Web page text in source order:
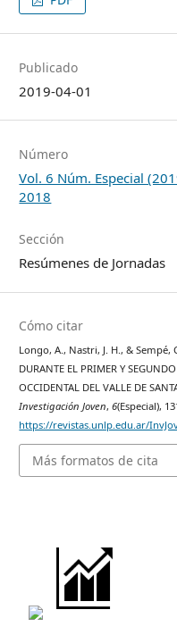
Publicado
2019-04-01
Número
Vol. 6 Núm. Especial
2018
Sección
Resúmenes de Jornadas
Cómo citar
Longo, A., Nastri, J. H., & Sempé,
DURANTE EL PRIMER Y
OCCIDENTAL DEL VALLE DE
Investigación Joven,6(Especial),
https://revistas.unlp.edu.ar/
Más formatos de cita